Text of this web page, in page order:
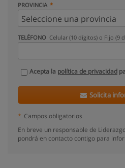
PROVINCIA
TELÉFONO Celular (10 dígitos) o Fijo (9
Acepta la política de privacidad
Solicita
* Campos obligatorios
En breve un responsable de
pondrá en contacto contigo para